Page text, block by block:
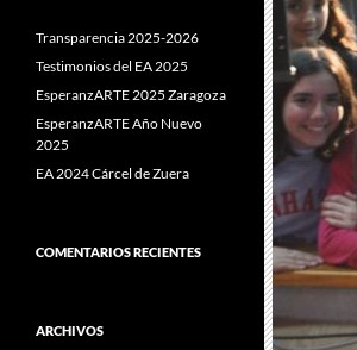
Transparencia 2025-2026
Testimonios del EA 2025
EsperanzARTE 2025 Zaragoza
EsperanzARTE Año Nuevo
2025
EA 2024 Cárcel de Zuera
COMENTARIOS RECIENTES
ARCHIVOS